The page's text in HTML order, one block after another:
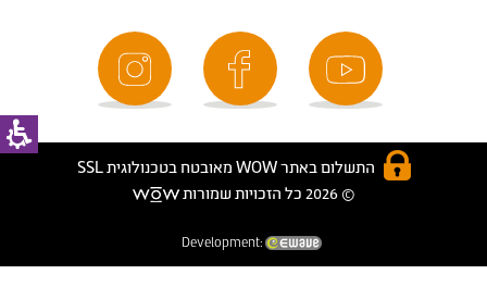
התשלום באתר WOW מאובטח בטכנולוגית SSL
© 2026 כל הזכויות שמורות
Development: